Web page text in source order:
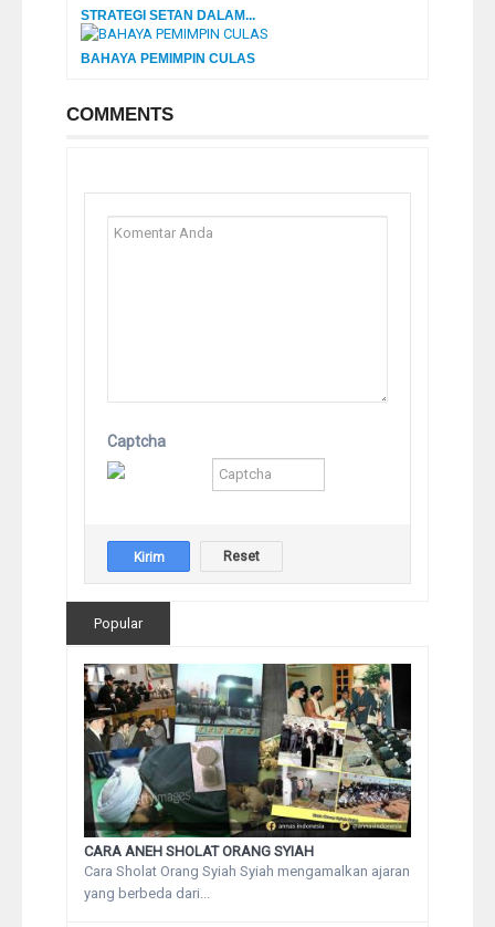
STRATEGI SETAN DALAM...
BAHAYA PEMIMPIN CULAS
COMMENTS
Captcha
Popular
CARA ANEH SHOLAT ORANG SYIAH
Cara Sholat Orang Syiah Syiah mengamalkan ajaran
yang berbeda dari...